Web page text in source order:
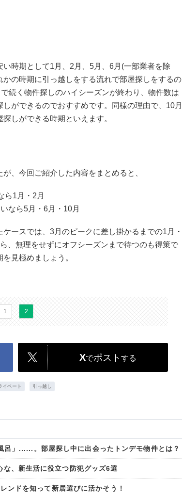
い時期として1月、2月、5月、6月(一部業者を除
の時期に引っ越しをする流れで部屋探しをするの
続く物件探しのハイシーズンが終わり、物件数は
ができるのでおすすめです。同様の理由で、10月
しができる時期といえます。
、今回ご紹介した内容をまとめると、
ら1月・2月
なら5月・6月・10月
ースでは、3月のピークに差し掛かるまでの1月・
、無理をせずにオフシーズンまで待つのも得策で
見極めましょう。
1 2
Xでポスト する
イベート 引っ越し
呂」......。部屋探し中に出会ったトンデモ物件とは？
、新生活に役立つ防犯グッズ6選
ンドを知って新居選びに活かそう！